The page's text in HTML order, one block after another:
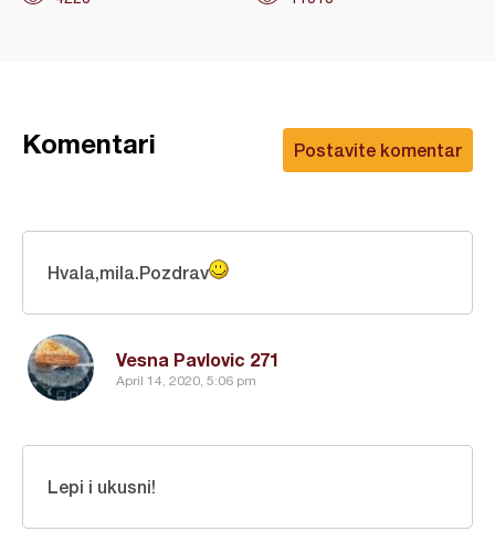
Postavite komentar
Komentari
Vesna Pavlovic 271
April 14, 2020, 5:06 pm
Hvala,mila.Pozdrav
Lepi i ukusni!